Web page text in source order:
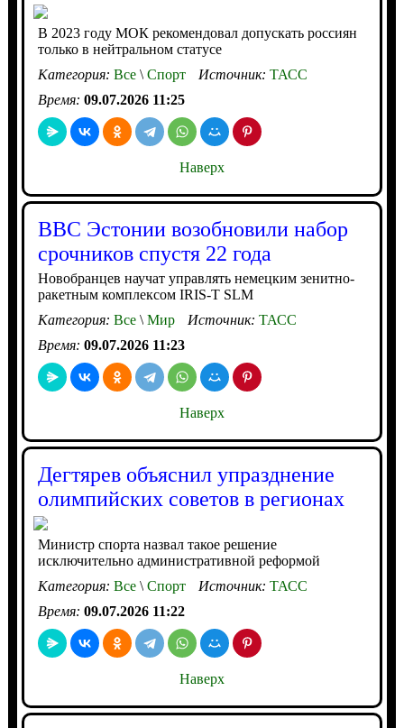
В 2023 году МОК рекомендовал допускать россиян
только в нейтральном статусе
Категория: Все\Спорт Источник: ТАСС
Время: 09.07.2026 11:25
Наверх
ВВС Эстонии возобновили набор
срочников спустя 22 года
Новобранцев научат управлять немецким зенитно-
ракетным комплексом IRIS-T SLM
Категория: Все\Мир Источник: ТАСС
Время: 09.07.2026 11:23
Наверх
Дегтярев объяснил упразднение
олимпийских советов в регионах
Министр спорта назвал такое решение
исключительно административной реформой
Категория: Все\Спорт Источник: ТАСС
Время: 09.07.2026 11:22
Наверх